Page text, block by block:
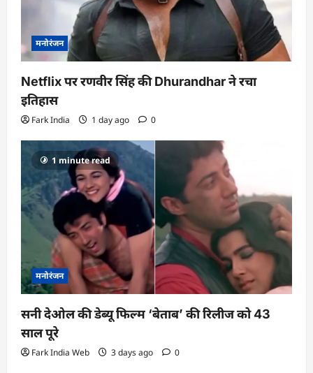
मनोरंजन
Netflix पर रणवीर सिंह की Dhurandhar ने रचा
इतिहास
Fark India 1 day ago 0
1 minute read
मनोरंजन
सनी देओल की डेब्यू फिल्म ‘बेताब’ की रिलीज को 43
साल पूरे
Fark India Web 3 days ago 0